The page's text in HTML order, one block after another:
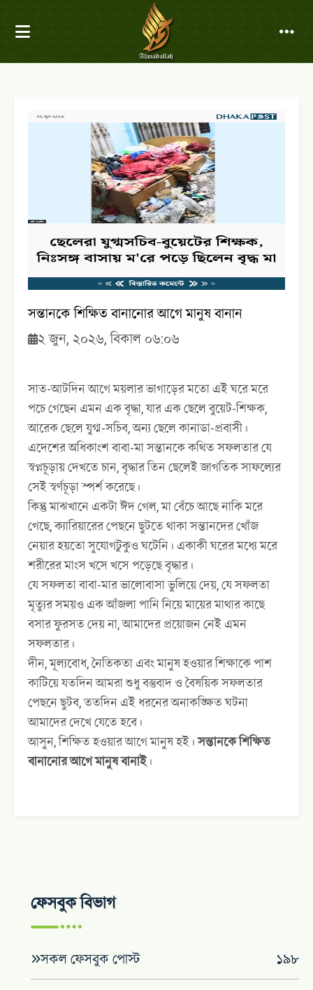
সন্তানকে শিক্ষিত বানানোর আগে মানুষ বানান
২ জুন, ২০২৬, বিকাল ০৬:০৬
সাত-আটদিন আগে ময়লার ভাগাড়ের মতো এই ঘরে মরে
পচে গেছেন এমন এক বৃদ্ধা, যার এক ছেলে বুয়েট-শিক্ষক,
আরেক ছেলে যুগ্ম-সচিব, অন্য ছেলে কানাডা-প্রবাসী।
এদেশের অধিকাংশ বাবা-মা সন্তানকে কথিত সফলতার যে
স্বপ্নচূড়ায় দেখতে চান, বৃদ্ধার তিন ছেলেই জাগতিক সাফল্যের
সেই স্বর্ণচূড়া স্পর্শ করেছে।
কিন্তু মাঝখানে একটা ঈদ গেল, মা বেঁচে আছে নাকি মরে
গেছে, ক্যারিয়ারের পেছনে ছুটতে থাকা সন্তানদের খোঁজ
নেয়ার হয়তো সুযোগটুকুও ঘটেনি। একাকী ঘরের মধ্যে মরে
শরীরের মাংস খসে খসে পড়েছে বৃদ্ধার।
যে সফলতা বাবা-মার ভালোবাসা ভুলিয়ে দেয়, যে সফলতা
মৃত্যুর সময়ও এক আঁজলা পানি নিয়ে মায়ের মাথার কাছে
বসার ফুরসত দেয় না, আমাদের প্রয়োজন নেই এমন
সফলতার।
দীন, মূল্যবোধ, নৈতিকতা এবং মানুষ হওয়ার শিক্ষাকে পাশ
কাটিয়ে যতদিন আমরা শুধু বস্তুবাদ ও বৈষয়িক সফলতার
পেছনে ছুটব, ততদিন এই ধরনের অনাকঙ্ক্ষিত ঘটনা
আমাদের দেখে যেতে হবে।
আসুন, শিক্ষিত হওয়ার আগে মানুষ হই।সন্তানকে শিক্ষিত
বানানোর আগে মানুষ বানাই।
ফেসবুক বিভাগ
সকল ফেসবুক পোস্ট ১৯৮